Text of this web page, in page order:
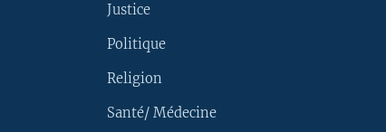
Justice
Politique
Religion
Santé/ Médecine